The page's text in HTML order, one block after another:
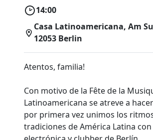
14:00
Casa Latinoamericana, Am
12053 Berlin
Atentos, familia!
Con motivo de la Fête de la
Latinoamericana se atreve a
por primera vez unimos los
tradiciones de América Latina